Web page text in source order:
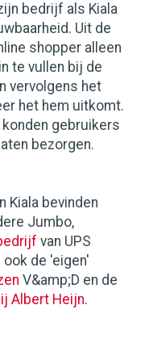
bedrijf als Kiala
Uit de
shopper alleen
te vullen bij de
vervolgens het
het hem uitkomt.
konden gebruikers
bezorgen.
Kiala bevinden
Jumbo,
van UPS
de 'eigen'
V&amp;D en de
Albert Heijn.